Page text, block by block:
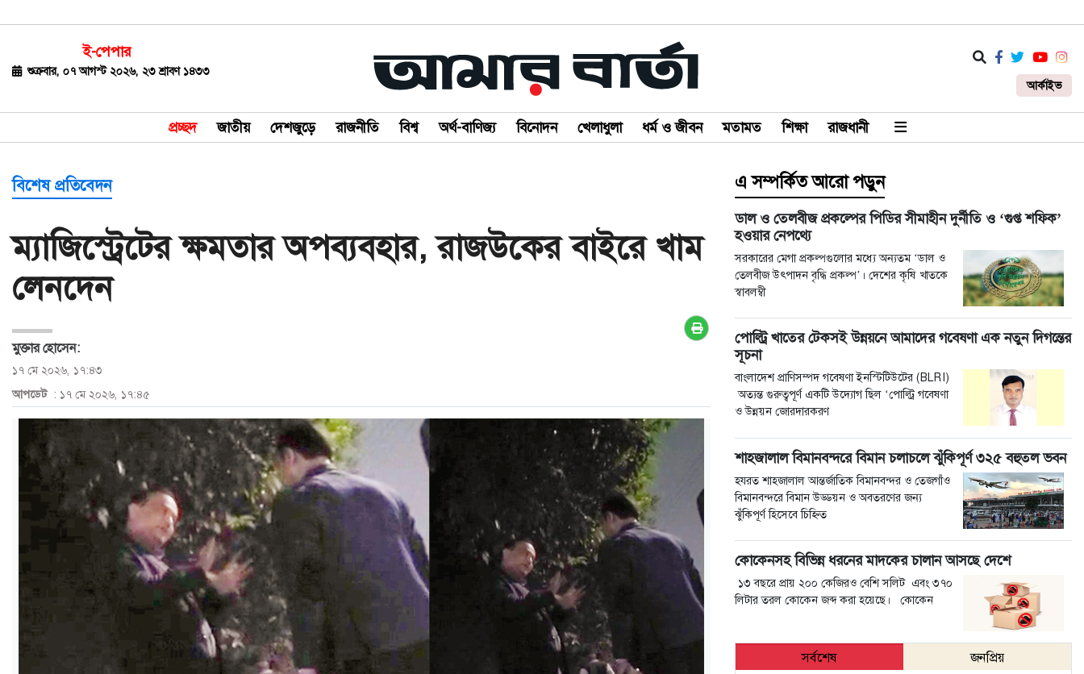
ই-পেপার
শুক্রবার, ০৭ আগস্ট ২০২৬, ২৩ শ্রাবণ ১৪৩৩
আর্কাইভ
প্রচ্ছদ জাতীয় দেশজুড়ে রাজনীতি বিশ্ব অর্থ-বাণিজ্য বিনোদন খেলাধুলা ধর্ম ও জীবন মতামত শিক্ষা রাজধানী
জাতীয়
রাজনীতি
বিশ্ব
বাণিজ্য
বিনোদন
ধর্ম
জীবন
মতামত
শিক্ষা
রাজধানী
ক্যাম্পাস
বিশেষ প্রতিবেদন
ম্যাজিস্ট্রেটের ক্ষমতার অপব্যবহার, রাজউকের বাইরে খাম
লেনদেন
মুক্তার হোসেন:
১৭ মে ২০২৬, ১৭:৪৩
আপডেট : ১৭ মে ২০২৬, ১৭:৪৫
এ সম্পর্কিত আরো পড়ুন
ডাল ও তেলবীজ প্রকল্পের পিডির সীমাহীন দুর্নীতি ও ‘গুপ্ত শফিক’
হওয়ার নেপথ্যে
সরকারের মেগা প্রকল্পগুলোর মধ্যে অন্যতম ‘ডাল ও
তেলবীজ উৎপাদন বৃদ্ধি প্রকল্প’। দেশের কৃষি খাতকে
স্বাবলম্বী
পোল্ট্রি খাতের টেকসই উন্নয়নে আমাদের গবেষণা এক নতুন দিগন্তের
সূচনা
বাংলাদেশ প্রাণিসম্পদ গবেষণা ইনস্টিটিউটের (BLRI)
অত্যন্ত গুরুত্বপূর্ণ একটি উদ্যোগ ছিল ‘পোল্ট্রি গবেষণা
ও উন্নয়ন জোরদারকরণ
শাহজালাল বিমানবন্দরে বিমান চলাচলে ঝুঁকিপূর্ণ ৩২৫ বহুতল ভবন
হযরত শাহজালাল আন্তর্জাতিক বিমানবন্দর ও তেজগাঁও
বিমানবন্দরে বিমান উড্ডয়ন ও অবতরণের জন্য
ঝুঁকিপূর্ণ হিসেবে চিহ্নিত
কোকেনসহ বিভিন্ন ধরনের মাদকের চালান আসছে দেশে
১৩ বছরে প্রায় ২০০ কেজিরও বেশি সলিট এবং ৩৭০
লিটার তরল কোকেন জব্দ করা হয়েছে। কোকেন
সর্বশেষ
জনপ্রিয়